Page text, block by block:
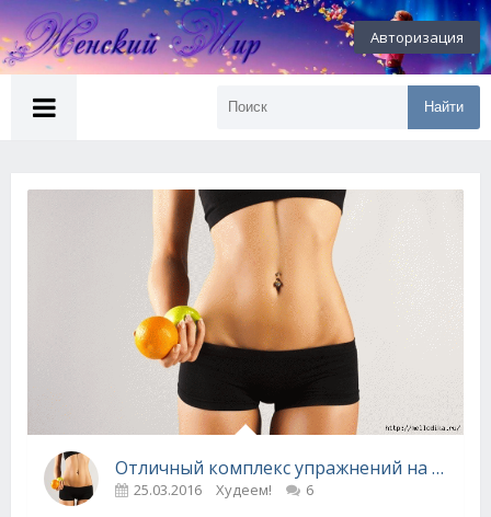
Авторизация
Найти
Отличный комплекс упражнений на все тело в Gif-формате.
25.03.2016 Худеем! 6